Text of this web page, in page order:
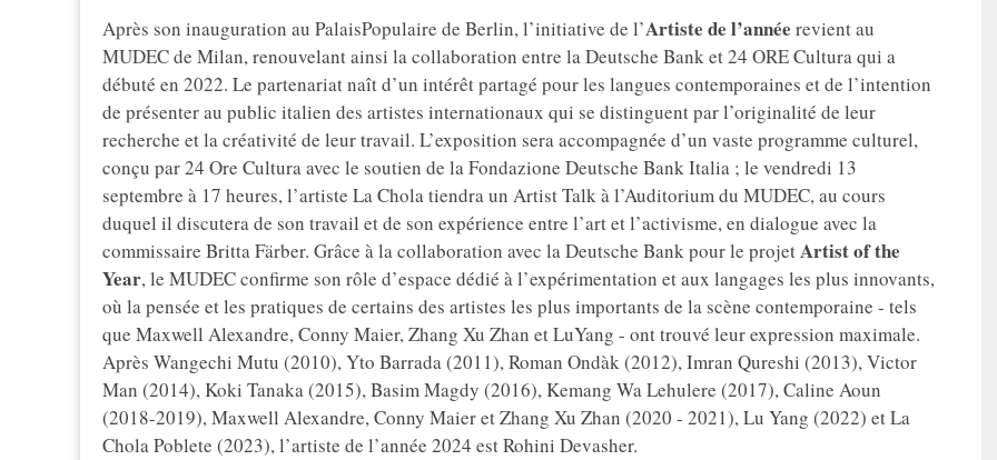
Après son inauguration au PalaisPopulaire de Berlin, l’initiative de l’Artiste de l’année revient au
MUDEC de Milan, renouvelant ainsi la collaboration entre la Deutsche Bank et 24 ORE Cultura qui a
débuté en 2022. Le partenariat naît d’un intérêt partagé pour les langues contemporaines et de l’intention
de présenter au public italien des artistes internationaux qui se distinguent par l’originalité de leur
recherche et la créativité de leur travail. L’exposition sera accompagnée d’un vaste programme culturel,
conçu par 24 Ore Cultura avec le soutien de la Fondazione Deutsche Bank Italia ; le vendredi 13
septembre à 17 heures, l’artiste La Chola tiendra un Artist Talk à l’Auditorium du MUDEC, au cours
duquel il discutera de son travail et de son expérience entre l’art et l’activisme, en dialogue avec la
commissaire Britta Färber. Grâce à la collaboration avec la Deutsche Bank pour le projetArtist of the
Year, le MUDEC confirme son rôle d’espace dédié à l’expérimentation et aux langages les plus innovants,
où la pensée et les pratiques de certains des artistes les plus importants de la scène contemporaine - tels
que Maxwell Alexandre, Conny Maier, Zhang Xu Zhan et LuYang - ont trouvé leur expression maximale.
Après Wangechi Mutu (2010), Yto Barrada (2011), Roman Ondàk (2012), Imran Qureshi (2013), Victor
Man (2014), Koki Tanaka (2015), Basim Magdy (2016), Kemang Wa Lehulere (2017), Caline Aoun
(2018-2019), Maxwell Alexandre, Conny Maier et Zhang Xu Zhan (2020 - 2021), Lu Yang (2022) et La
Chola Poblete (2023), l’artiste de l’année 2024 est Rohini Devasher.